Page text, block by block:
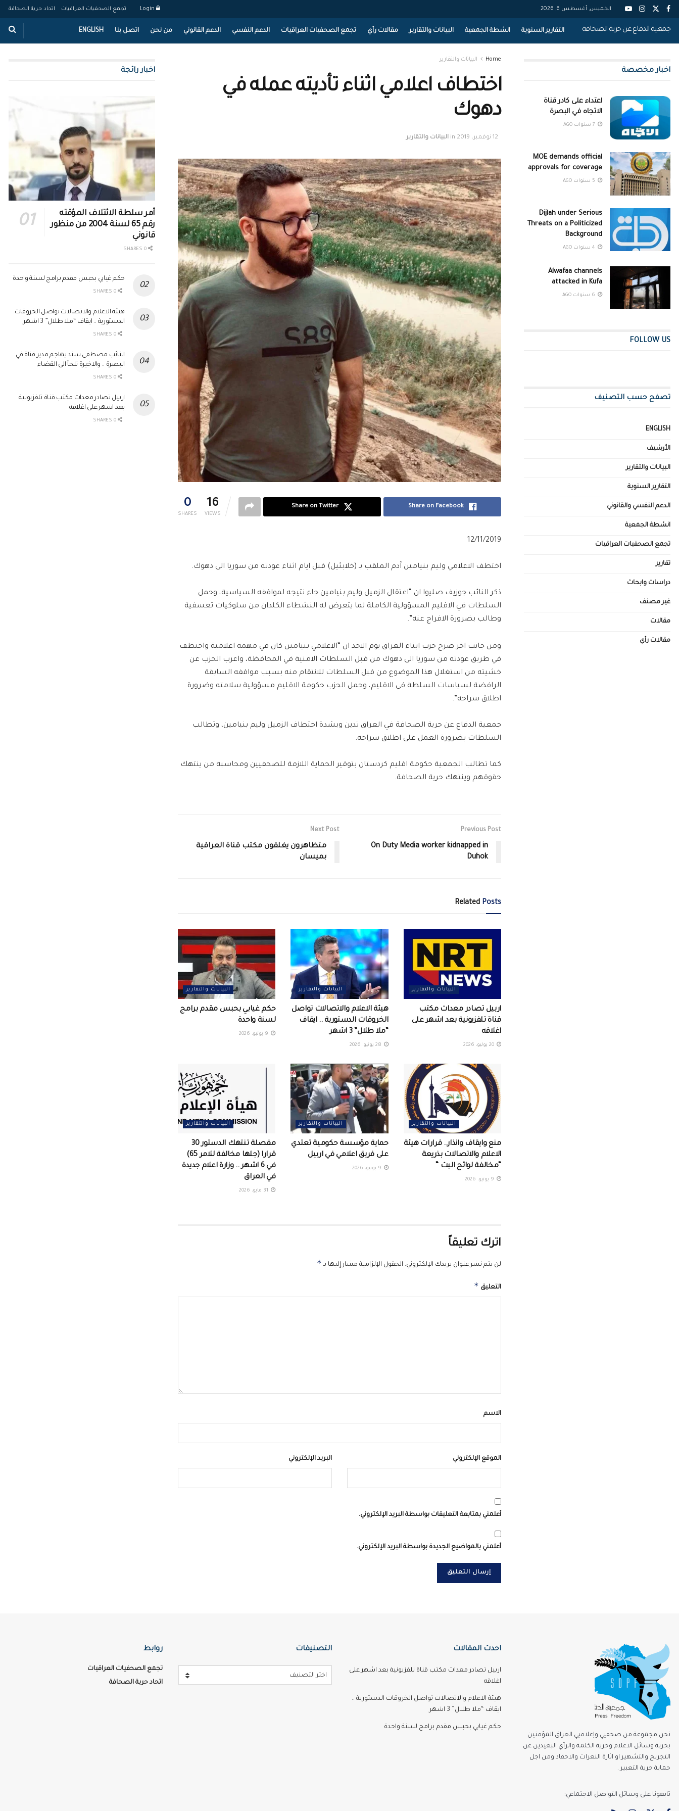
الخميس, أغسطس 6, 2026 تجمع الصحفيات العراقيات اتحاد حرية الصحافة
جمعية الدفاع عن حرية الصحافة التقارير السنوية انشطة الجمعية البيانات والتقارير مقالات رأي تجمع الصحفيات العراقيات الدعم النفسي الدعم القانوني من نحن اتصل بنا ENGLISH
Home البيانات والتقارير
اختطاف اعلامي اثناء تأديته عمله في
دهوك
12 نوفمبر، 2019 in البيانات والتقارير
0
SHARES
16
VIEWS
Share on Facebook
Share on Twitter
12/11/2019
اختطف الاعلامي وليم بنيامين آدم الملقب بـ (خلابئيل) قبل ايام اثناء عودته من سوريا الى دهوك.
ذكر النائب جوزيف صليوا ان “اعتقال الزميل وليم بنيامين جاء نتيجه لمواقفه السياسية، وحمل
السلطات في الاقليم المسؤولية الكاملة لما يتعرض له النشطاء الكلدان من سلوكيات تعسفية
وطالب بضرورة الافراج عنه”.
ومن جانب اخر صرح حزب ابناء العراق يوم الاحد ان “الاعلامي بنيامين كان في مهمه اعلامية واختطف
في طريق عودته من سوريا الى دهوك من قبل السلطات الامنية في المحافظة، واعرب الحزب عن
خشيته من استغلال هذا الموضوع من قبل السلطات للانتقام منه بسبب مواقفه السابقة
الرافضة لسياسات السلطة في الاقليم، وحمل الحزب حكومة الاقليم مسؤولية سلامته وضرورة
اطلاق سراحه”.
جمعية الدفاع عن حرية الصحافة في العراق تدين وبشدة اختطاف الزميل وليم بنيامين، وتطالب
السلطات بضرورة العمل على اطلاق سراحه.
كما تطالب الجمعية حكومة اقليم كردستان بتوقير الحماية اللازمة للصحفيين ومحاسبة من ينتهك
حقوقهم وينتهك حرية الصحافة.‎
Previous Post
On Duty Media worker kidnapped in
Duhok
Next Post
متظاهرون يغلقون مكتب قناة العراقية
بميسان
Related Posts
البيانات والتقارير
اربيل تصادر معدات مكتب
قناة تلفزيونية بعد اشهر على
اغلاقه
البيانات والتقارير
هيئة الاعلام والاتصالات تواصل
الخروقات الدستورية .. ايقاف
“ملا طلال” 3 اشهر
البيانات والتقارير
حكم غيابي بحبس مقدم برامج
لسنة واحدة
البيانات والتقارير
منع وايقاف وانذار.. قرارات هيئة
الاعلام والاتصالات بذريعة
“مخالفة لوائح البث “
البيانات والتقارير
حماية مؤسسة حكومية تعتدي
على فريق اعلامي في اربيل ‏
البيانات والتقارير
مقصلة تنتهك الدستور 30
قرارا (جلها مخالفة للامر 65)
في 6 اشهر .. وزارة اعلام جديدة
في العراق
اترك تعليقاً
لن يتم نشر عنوان بريدك الإلكتروني. الحقول الإلزامية مشار إليها بـ *
التعليق *
الاسم
البريد الإلكتروني الموقع الإلكتروني
أعلمني بمتابعة التعليقات بواسطة البريد الإلكتروني.
أعلمني بالمواضيع الجديدة بواسطة البريد الإلكتروني.
اخبار مخصصة
اعتداء على كادر قناة
الاتجاه في البصرة
MOE demands official
approvals for coverage
Dijlah under Serious
Threats on a Politicized
Background
Alwafaa channels
attacked in Kufa
FOLLOW US
تصفح حسب التصنيف
ENGLISH
الأرشيف
البيانات والتقارير
التقارير السنوية
الدعم النفسي والقانوني
انشطة الجمعية
تجمع الصحفيات العراقيات
تقارير
دراسات وابحاث
غير مصنف
مقالات
مقالات رأي
اخبار رائجة
أمر سلطة الائتلاف المؤقته
رقم 65 لسنة 2004 من منظور
قانوني
حكم غيابي بحبس مقدم برامج لسنة واحدة
هيئة الاعلام والاتصالات تواصل الخروقات
الدستورية .. ايقاف “ملا طلال” 3 اشهر
النائب مصطفى سند يهاجم مدير قناة في
البصرة .. والاخيرة تلجأ الى القضاء
اربيل تصادر معدات مكتب قناة تلفزيونية
بعد اشهر على اغلاقه
نحن مجموعة من صحفيي وإعلاميي العراق المؤمنين
بحرية وسائل الاعلام وحرية الكلمة والرأي البعيدين عن
التجريح والتشهير او اثارة النعرات والاحقاد ومن اجل
حماية حرية التعبير .
تابعونا على وسائل التواصل الاجتماعي:
احدث المقالات
اربيل تصادر معدات مكتب قناة تلفزيونية بعد اشهر على
اغلاقه
هيئة الاعلام والاتصالات تواصل الخروقات الدستورية ..
ايقاف “ملا طلال” 3 اشهر
حكم غيابي بحبس مقدم برامج لسنة واحدة
التصنيفات
اختر التصنيف
روابط
تجمع الصحفيات العراقيات
اتحاد حرية الصحافة